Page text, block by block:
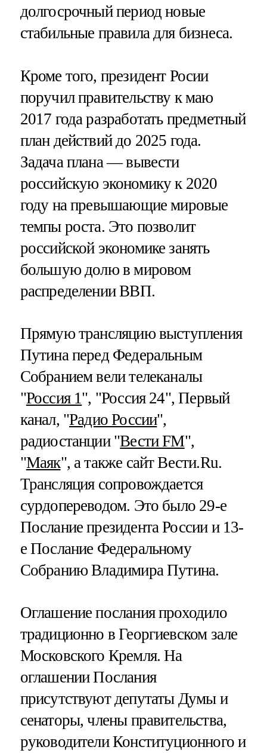
долгосрочный период новые
стабильные правила для бизнеса.
Кроме того, президент Росии
поручил правительству к маю
2017 года разработать предметный
план действий до 2025 года.
Задача плана — вывести
российскую экономику к 2020
году на превышающие мировые
темпы роста. Это позволит
российской экономике занять
большую долю в мировом
распределении ВВП.
Прямую трансляцию выступления
Путина перед Федеральным
Собранием вели телеканалы
"Россия 1", "Россия 24", Первый
канал, "Радио России",
радиостанции "Вести FM",
"Маяк", а также сайт Вести.Ru.
Трансляция сопровождается
сурдопереводом. Это было 29-е
Послание президента России и 13-
е Послание Федеральному
Собранию Владимира Путина.
Оглашение послания проходило
традиционно в Георгиевском зале
Московского Кремля. На
оглашении Послания
присутствуют депутаты Думы и
сенаторы, члены правительства,
руководители Конституционного и